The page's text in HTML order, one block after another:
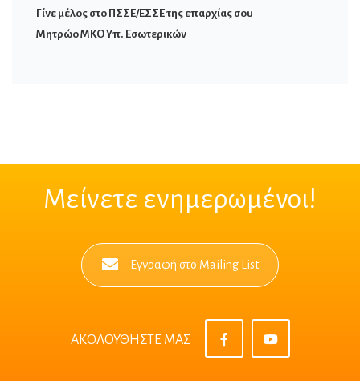
Γίνε μέλος στο ΠΣΣΕ/ΕΣΣΕ της επαρχίας σου
Μητρώο ΜΚΟ Υπ. Εσωτερικών
Μείνετε ενημερωμένοι!
Εγγραφή στο Mailing List
ΑΚΟΛΟΥΘΗΣΤΕ ΜΑΣ